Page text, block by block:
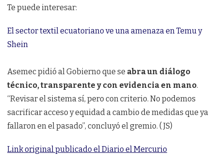
Te puede interesar:
El sector textil ecuatoriano ve una amenaza en Temu y
Shein
Asemec pidió al Gobierno que se abra un diálogo
técnico, transparente y con evidencia en mano.
“Revisar el sistema sí, pero con criterio. No podemos
sacrificar acceso y equidad a cambio de medidas que ya
fallaron en el pasado”, concluyó el gremio. ( JS)
Link original publicado el Diario el Mercurio